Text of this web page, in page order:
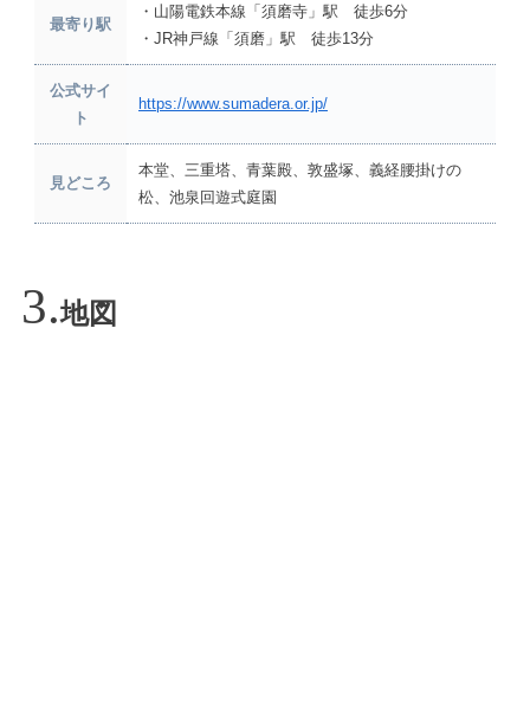
最寄り駅
・山陽電鉄本線「須磨寺」駅 徒歩6分
・JR神戸線「須磨」駅 徒歩13分
公式サイ
ト
https://www.sumadera.or.jp/
見どころ
本堂、三重塔、青葉殿、敦盛塚、義経腰掛けの
松、池泉回遊式庭園
地図